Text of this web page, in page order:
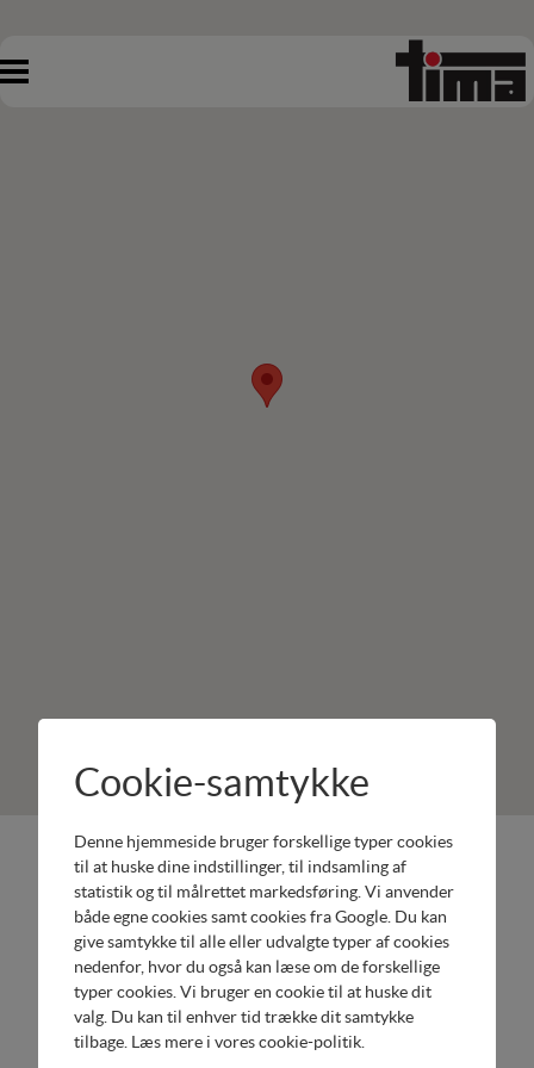
Minitraktorgården
Vridsløsevej
1
4700
Næstved
Tel.
55725376
Produkter:
Honda
Have
Honda
Motorer
Cramer
Batteridrevne
Cookie-samtykke
Denne hjemmeside bruger forskellige typer cookies
til at huske dine indstillinger, til indsamling af
statistik og til målrettet markedsføring. Vi anvender
både egne cookies samt cookies fra Google. Du kan
give samtykke til alle eller udvalgte typer af cookies
nedenfor, hvor du også kan læse om de forskellige
typer cookies. Vi bruger en cookie til at huske dit
valg. Du kan til enhver tid trække dit samtykke
tilbage. Læs mere i vores cookie-politik